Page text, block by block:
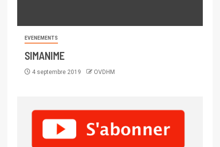
EVENEMENTS
SIMANIME
4 septembre 2019 OVDHM